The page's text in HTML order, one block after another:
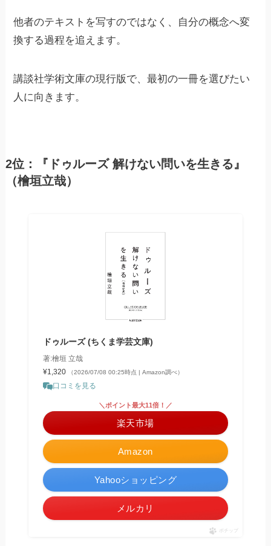
他者のテキストを写すのではなく、自分の概念へ変
換する過程を追えます。
講談社学術文庫の現行版で、最初の一冊を選びたい
人に向きます。
2位：『ドゥルーズ 解けない問いを生きる』
（檜垣立哉）
ドゥルーズ (ちくま学芸文庫)
著:檜垣 立哉
¥1,320
（2026/07/08 00:25時点 | Amazon調べ）
口コミを見る
Amazon
＼ポイント最大11倍！／
楽天市場
Yahooショッピング
メルカリ
ポチップ